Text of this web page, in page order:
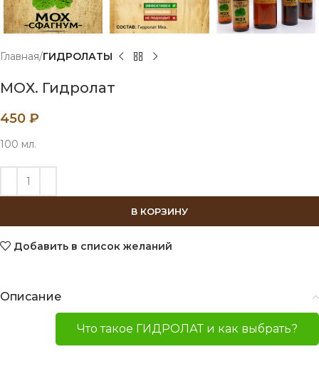
Главная ГИДРОЛАТЫ
МОХ. Гидролат
450 ₽
100 мл.
В КОРЗИНУ
Добавить в список желаний
Описание
Что такое ГИДРОЛАТ и как выбрать?